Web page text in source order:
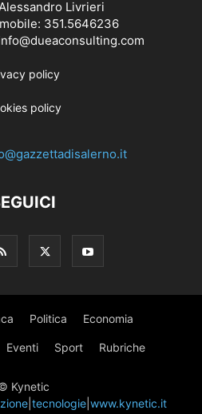
Livrieri
351.5646236
policy
policy
Politica Economia
Eventi Sport Rubriche
Kynetic
tecnologie www.kynetic.it